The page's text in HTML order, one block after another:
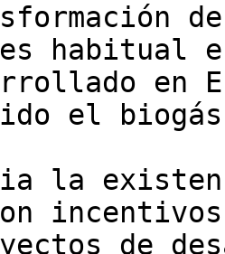
habitual
en
el
la
de